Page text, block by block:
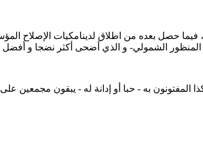
فيما حصل بعده من اطلاق لدينامكيات الإصلاح